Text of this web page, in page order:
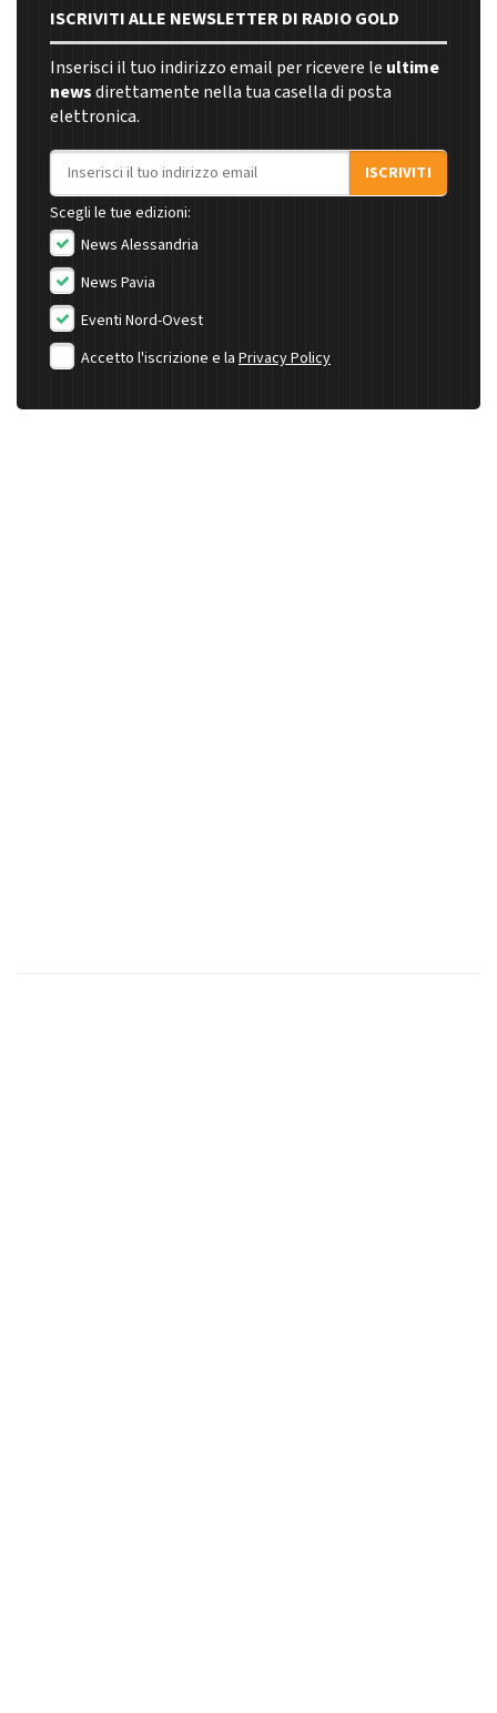
ISCRIVITI ALLE NEWSLETTER DI RADIO GOLD
Inserisci il tuo indirizzo email per ricevere le ultime
newsdirettamente nella tua casella di posta
elettronica.
Indirizzo email
ISCRIVITI
Scegli le tue edizioni:
News Alessandria
News Pavia
Eventi Nord-Ovest
Accetto l'iscrizione e la Privacy Policy